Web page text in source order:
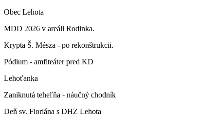
Obec Lehota
MDD 2026 v areáli Rodinka.
Krypta Š. Mésza - po rekonštrukcii.
Pódium - amfiteáter pred KD
Lehoťanka
Zaniknutá teheľňa - náučný chodník
Deň sv. Floriána s DHZ Lehota